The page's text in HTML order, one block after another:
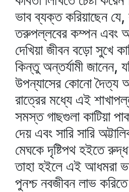
ভাব ব্যক্ত করিয়াছেন
তরুপল্লবের কম্পন এবং
দেখিয়া জীবন বড়ো সুখে
কিন্তু অন্তর্যামী জানেন,
উপন্যাসের কোনো দৈত্য
রাত্রের মধ্যে এই
সমস্ত গাছগুলা কাটিয়া
দেয় এবং সারি সারি
মেঘকে দৃষ্টিপথ হইতে রুদ্ধ
তাহা হইলে এই আধমরা
পুনশ্চ নবজীবন লাভ